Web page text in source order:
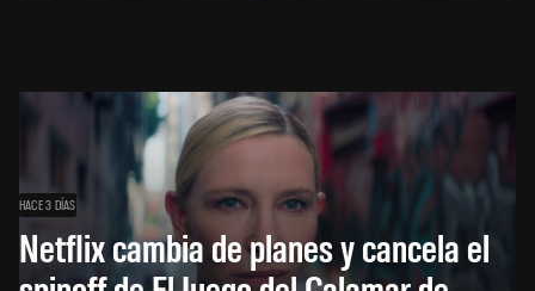
HACE 3 DÍAS
Netflix cambia de planes y cancela el